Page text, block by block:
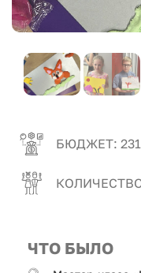
БЮДЖЕТ:
ЧТО БЫЛО